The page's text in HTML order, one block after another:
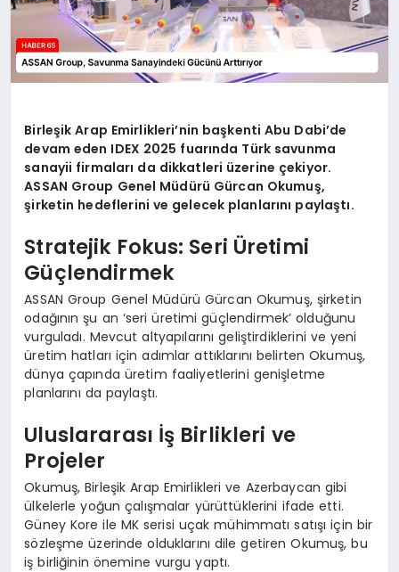
Birleşik Arap Emirlikleri’nin başkenti Abu Dabi’de
devam eden IDEX 2025 fuarında Türk savunma
sanayii firmaları da dikkatleri üzerine çekiyor.
ASSAN Group Genel Müdürü Gürcan Okumuş,
şirketin hedeflerini ve gelecek planlarını paylaştı.
Stratejik Fokus: Seri Üretimi
Güçlendirmek
ASSAN Group Genel Müdürü Gürcan Okumuş, şirketin
odağının şu an ‘seri üretimi güçlendirmek’ olduğunu
vurguladı. Mevcut altyapılarını geliştirdiklerini ve yeni
üretim hatları için adımlar attıklarını belirten Okumuş,
dünya çapında üretim faaliyetlerini genişletme
planlarını da paylaştı.
Uluslararası İş Birlikleri ve
Projeler
Okumuş, Birleşik Arap Emirlikleri ve Azerbaycan gibi
ülkelerle yoğun çalışmalar yürüttüklerini ifade etti.
Güney Kore ile MK serisi uçak mühimmatı satışı için bir
sözleşme üzerinde olduklarını dile getiren Okumuş, bu
iş birliğinin önemine vurgu yaptı.